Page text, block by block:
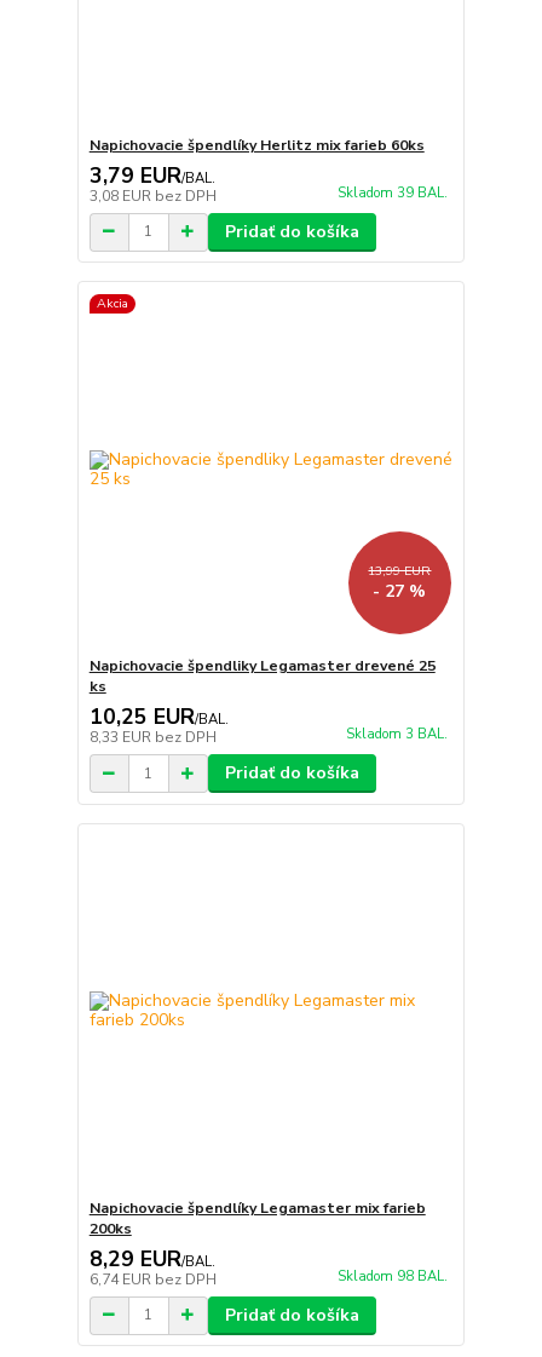
Napichovacie špendlíky Herlitz mix farieb 60ks
3,79 EUR/BAL.
3,08 EUR bez DPH Skladom 39 BAL.
Pridať do košíka
Akcia
13,99 EUR
- 27 %
Napichovacie špendliky Legamaster drevené 25
ks
10,25 EUR/BAL.
8,33 EUR bez DPH Skladom 3 BAL.
Pridať do košíka
Napichovacie špendlíky Legamaster mix farieb
200ks
8,29 EUR/BAL.
6,74 EUR bez DPH Skladom 98 BAL.
Pridať do košíka